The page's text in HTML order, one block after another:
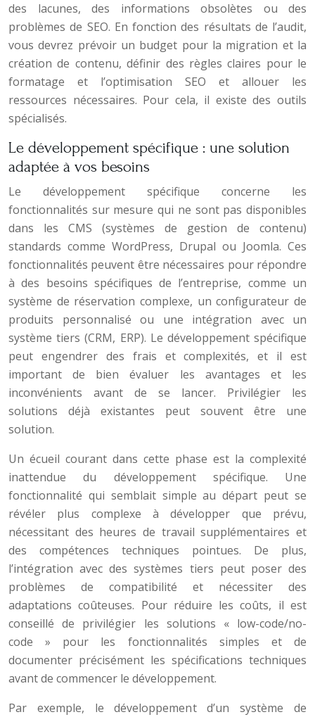
des lacunes, des informations obsolètes ou des
problèmes de SEO. En fonction des résultats de l’audit,
vous devrez prévoir un budget pour la migration et la
création de contenu, définir des règles claires pour le
formatage et l’optimisation SEO et allouer les
ressources nécessaires. Pour cela, il existe des outils
spécialisés.
Le développement spécifique : une solution
adaptée à vos besoins
Le développement spécifique concerne les
fonctionnalités sur mesure qui ne sont pas disponibles
dans les CMS (systèmes de gestion de contenu)
standards comme WordPress, Drupal ou Joomla. Ces
fonctionnalités peuvent être nécessaires pour répondre
à des besoins spécifiques de l’entreprise, comme un
système de réservation complexe, un configurateur de
produits personnalisé ou une intégration avec un
système tiers (CRM, ERP). Le développement spécifique
peut engendrer des frais et complexités, et il est
important de bien évaluer les avantages et les
inconvénients avant de se lancer. Privilégier les
solutions déjà existantes peut souvent être une
solution.
Un écueil courant dans cette phase est la complexité
inattendue du développement spécifique. Une
fonctionnalité qui semblait simple au départ peut se
révéler plus complexe à développer que prévu,
nécessitant des heures de travail supplémentaires et
des compétences techniques pointues. De plus,
l’intégration avec des systèmes tiers peut poser des
problèmes de compatibilité et nécessiter des
adaptations coûteuses. Pour réduire les coûts, il est
conseillé de privilégier les solutions « low-code/no-
code » pour les fonctionnalités simples et de
documenter précisément les spécifications techniques
avant de commencer le développement.
Par exemple, le développement d’un système de